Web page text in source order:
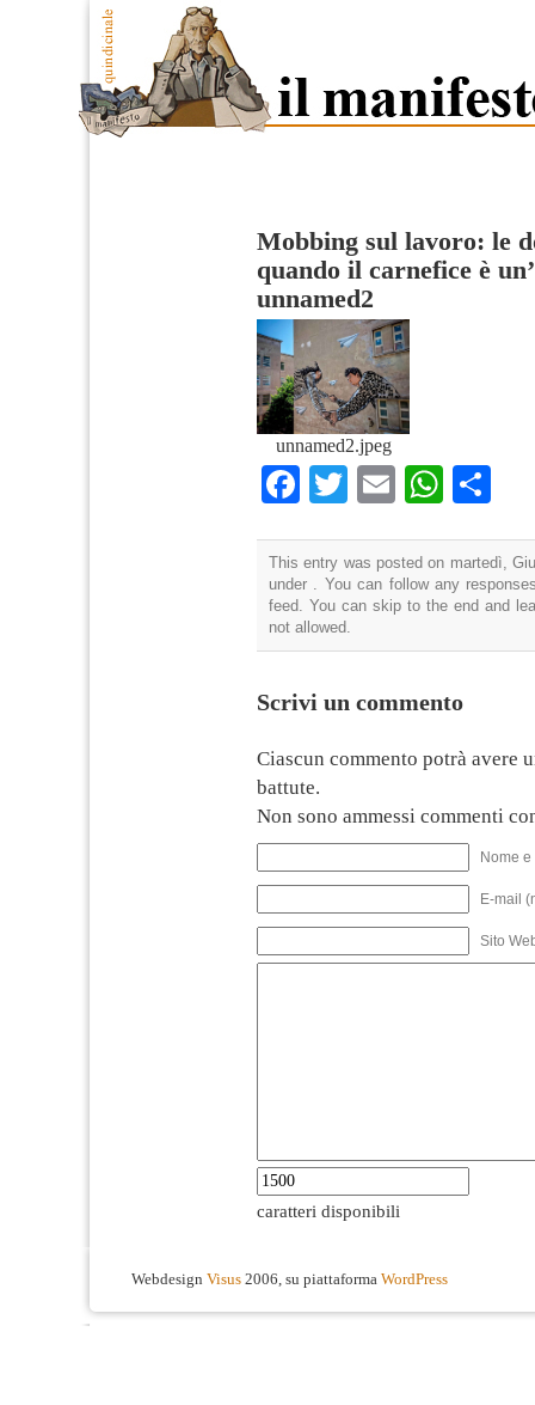
Mobbing sul lavoro: le
quando il carnefice è
unnamed2
unnamed2.jpeg
Facebook
TwitterEmail
This entry was posted on martedì,
under . You can follow any
feed. You can skip to the end and
not allowed.
Scrivi un commento
Ciascun commento potrà avere
battute.
Non sono ammessi commenti
Nome
E-mail
Sito
caratteri disponibili
Webdesign Visus 2006, su piattaforma WordPress